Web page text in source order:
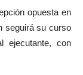
opuesta en
seguirá su curso
ejecutante, con